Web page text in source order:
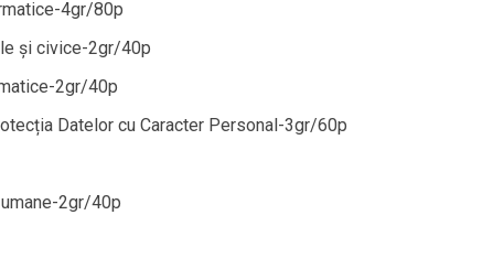
4gr/80p
și civice-2gr/40p
2gr/40p
Datelor cu Caracter Personal-3gr/60p
2gr/40p